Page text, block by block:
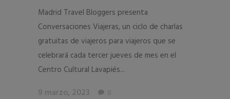
Madrid Travel Bloggers presenta
Conversaciones Viajeras, un ciclo de charlas
gratuitas de viajeros para viajeros que se
celebrará cada tercer jueves de mes en el
Centro Cultural Lavapiés...
9 marzo, 2023 0